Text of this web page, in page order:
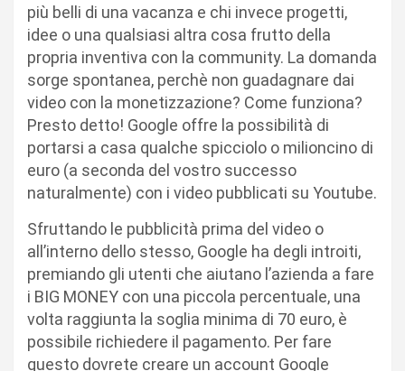
più belli di una vacanza e chi invece progetti,
idee o una qualsiasi altra cosa frutto della
propria inventiva con la community. La domanda
sorge spontanea, perchè non guadagnare dai
video con la monetizzazione? Come funziona?
Presto detto! Google offre la possibilità di
portarsi a casa qualche spicciolo o milioncino di
euro (a seconda del vostro successo
naturalmente) con i video pubblicati su Youtube.
Sfruttando le pubblicità prima del video o
all’interno dello stesso, Google ha degli introiti,
premiando gli utenti che aiutano l’azienda a fare
i BIG MONEY con una piccola percentuale, una
volta raggiunta la soglia minima di 70 euro, è
possibile richiedere il pagamento. Per fare
questo dovrete creare un account Google